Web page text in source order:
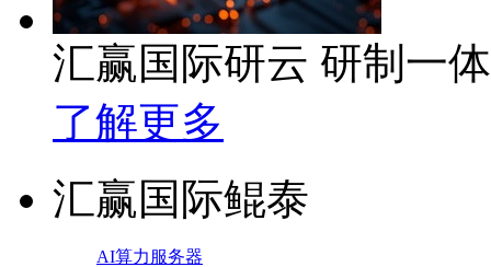
汇赢国际研云 研制一
了解更多
汇赢国际鲲泰
AI算力服务器